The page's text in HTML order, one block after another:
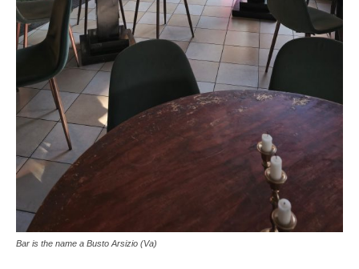
Bar is the name a Busto Arsizio (Va)